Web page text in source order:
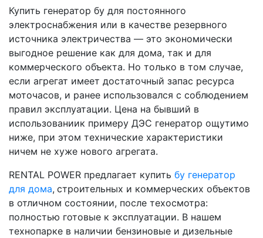
Купить генератор бу для постоянного
электроснабжения или в качестве резервного
источника электричества — это экономически
выгодное решение как для дома, так и для
коммерческого объекта. Но только в том случае,
если агрегат имеет достаточный запас ресурса
моточасов, и ранее использовался с соблюдением
правил эксплуатации. Цена на бывший в
использованиик примеру ДЭС генератор ощутимо
ниже, при этом технические характеристики
ничем не хуже нового агрегата.
RENTAL POWER предлагает купить бу генератор
для дома, строительных и коммерческих объектов
в отличном состоянии, после техосмотра:
полностью готовые к эксплуатации. В нашем
технопарке в наличии бензиновые и дизельные